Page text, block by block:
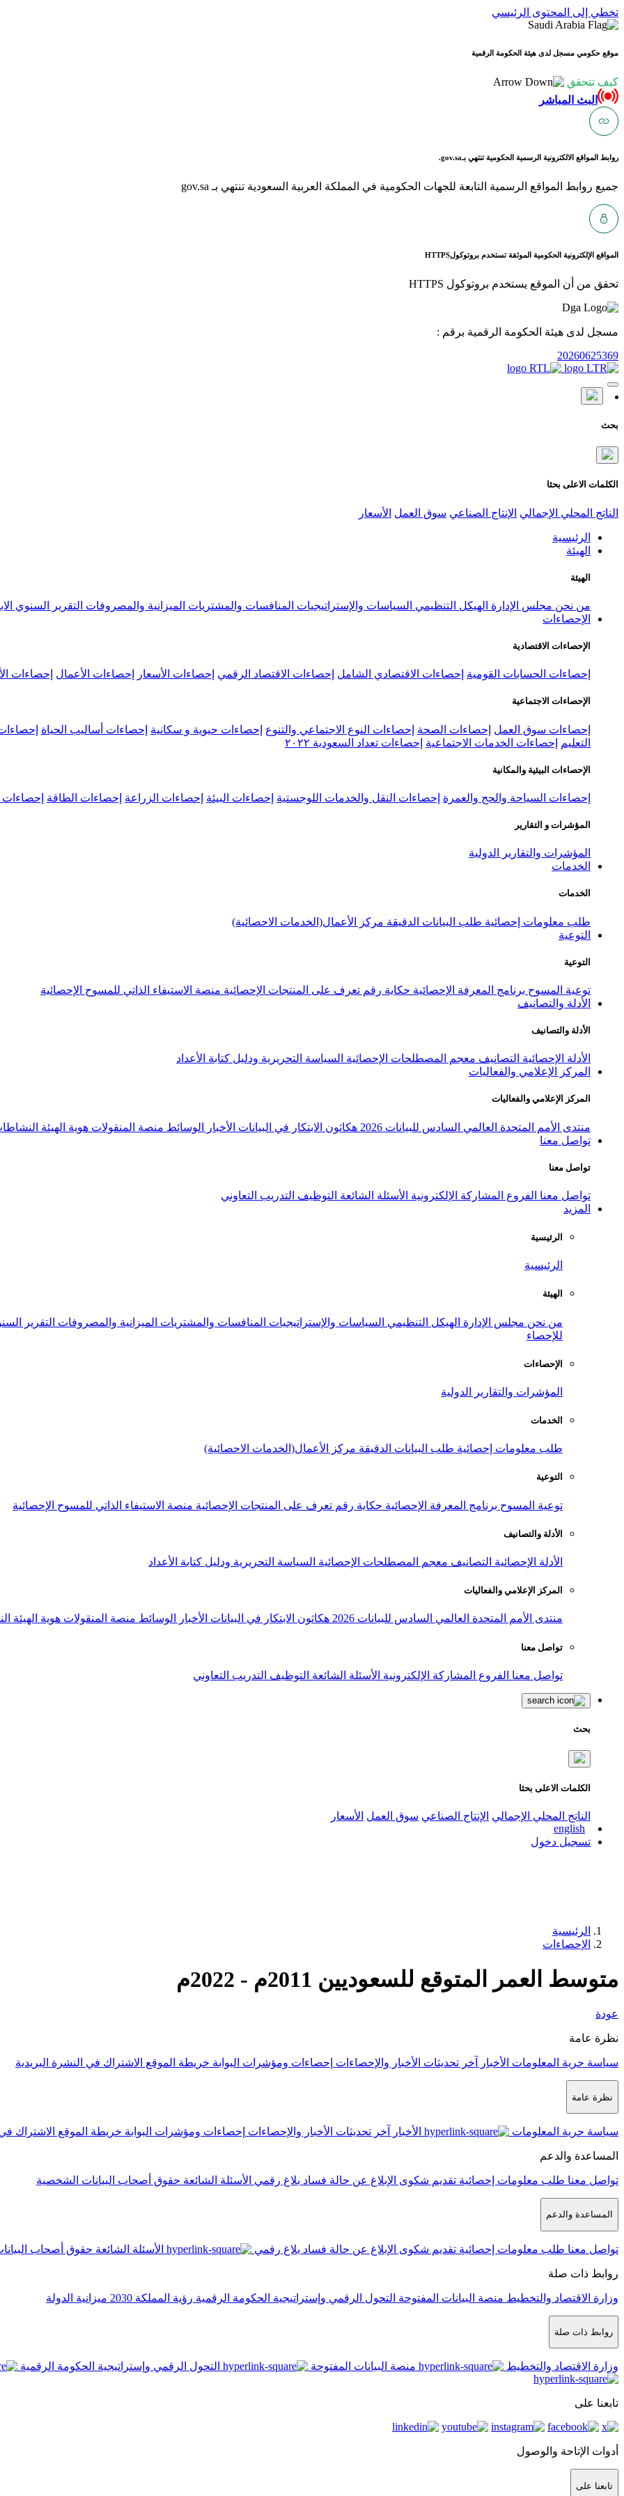
تخطي إلى المحتوى الرئيسي
موقع حكومي مسجل لدى هيئة الحكومة الرقمية
كيف تتحقق
البث المباشر
روابط المواقع الالكترونية الرسمية الحكومية تنتهي بـgov.sa.
جميع روابط المواقع الرسمية التابعة للجهات الحكومية في المملكة العربية السعودية تنتهي بـ gov.sa
المواقع الإلكترونية الحكومية الموثقة تستخدم بروتوكولHTTPS
تحقق من أن الموقع يستخدم بروتوكول HTTPS
مسجل لدى هيئة الحكومة الرقمية برقم :
20260625369
بحث
الكلمات الاعلى بحثا
الناتج المحلي الإجمالي الإنتاج الصناعي سوق العمل الأسعار
الرئيسية
الهيئة
الهيئة
من نحن مجلس الإدارة الهيكل التنظيمي السياسات والإستراتيجيات المنافسات والمشتريات الميزانية والمصروفات التقرير السنوي
الإحصاءات
الإحصاءات الاقتصادية
إحصاءات الحسابات القومية إحصاءات الاقتصادي الشامل إحصاءات الاقتصاد الرقمي إحصاءات الأسعار إحصاءات الأعمال إحصاءات
الإحصاءات الاجتماعية
إحصاءات سوق العمل إحصاءات الصحة إحصاءات النوع الاجتماعي والتنوع إحصاءات حيوية و سكانية إحصاءات أساليب الحياة
التعليم
إحصاءات الخدمات الاجتماعية إحصاءات تعداد السعودية ٢٠٢٢
الإحصاءات البيئية والمكانية
إحصاءات السياحة والحج والعمرة إحصاءات النقل والخدمات اللوجستية إحصاءات البيئة إحصاءات الزراعة إحصاءات الطاقة إحصاءات
المؤشرات و التقارير
المؤشرات والتقارير الدولية
الخدمات
الخدمات
طلب معلومات إحصائية طلب البيانات الدقيقة مركز الأعمال(الخدمات الاحصائية)
التوعية
التوعية
توعية المسوح برنامج المعرفة الإحصائية حكاية رقم تعرف على المنتجات الإحصائية منصة الاستيفاء الذاتي للمسوح الإحصائية
الأدلة والتصانيف
الأدلة والتصانيف
الأدلة الإحصائية التصانيف معجم المصطلحات الإحصائية السياسة التحريرية ودليل كتابة الأعداد
المركز الإعلامي والفعاليات
المركز الإعلامي والفعاليات
منتدى الأمم المتحدة العالمي السادس للبيانات 2026 هكاثون الابتكار في البيانات الأخبار الوسائط منصة المنقولات هوية الهيئة
تواصل معنا
تواصل معنا
تواصل معنا الفروع المشاركة الإلكترونية الأسئلة الشائعة التوظيف التدريب التعاوني
المزيد
الرئيسية
الرئيسية
الهيئة
من نحن مجلس الإدارة الهيكل التنظيمي السياسات والإستراتيجيات المنافسات والمشتريات الميزانية والمصروفات التقرير
للإحصاء
الإحصاءات
المؤشرات والتقارير الدولية
الخدمات
طلب معلومات إحصائية طلب البيانات الدقيقة مركز الأعمال(الخدمات الاحصائية)
التوعية
توعية المسوح برنامج المعرفة الإحصائية حكاية رقم تعرف على المنتجات الإحصائية منصة الاستيفاء الذاتي للمسوح الإحصائية
الأدلة والتصانيف
الأدلة الإحصائية التصانيف معجم المصطلحات الإحصائية السياسة التحريرية ودليل كتابة الأعداد
المركز الإعلامي والفعاليات
منتدى الأمم المتحدة العالمي السادس للبيانات 2026 هكاثون الابتكار في البيانات الأخبار الوسائط منصة المنقولات هوية الهيئة
تواصل معنا
تواصل معنا الفروع المشاركة الإلكترونية الأسئلة الشائعة التوظيف التدريب التعاوني
بحث
الكلمات الاعلى بحثا
الناتج المحلي الإجمالي الإنتاج الصناعي سوق العمل الأسعار
english
تسجيل دخول
الرئيسية
الإحصاءات
متوسط العمر المتوقع للسعوديين 2011م - 2022م
عودة
نظرة عامة
سياسة حرية المعلومات الأخبار آخر تحديثات الأخبار والإحصاءات إحصاءات ومؤشرات البوابة خريطة الموقع الاشتراك في النشرة البريدية
نظرة عامة
سياسة حرية المعلومات الأخبار آخر تحديثات الأخبار والإحصاءات إحصاءات ومؤشرات البوابة خريطة الموقع الاشتراك
المساعدة والدعم
تواصل معنا طلب معلومات إحصائية تقديم شكوى الإبلاغ عن حالة فساد بلاغ رقمي الأسئلة الشائعة حقوق أصحاب البيانات الشخصية
المساعدة والدعم
تواصل معنا طلب معلومات إحصائية تقديم شكوى الإبلاغ عن حالة فساد بلاغ رقمي الأسئلة الشائعة حقوق أصحاب
روابط ذات صلة
وزارة الاقتصاد والتخطيط منصة البيانات المفتوحة التحول الرقمي وإستراتيجية الحكومة الرقمية رؤية المملكة 2030 ميزانية الدولة
روابط ذات صلة
وزارة الاقتصاد والتخطيط منصة البيانات المفتوحة التحول الرقمي وإستراتيجية الحكومة الرقمية
تابعنا على
أدوات الإتاحة والوصول
تابعنا على